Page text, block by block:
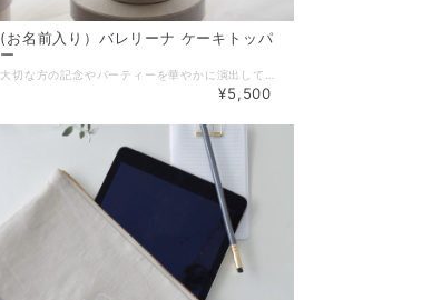
(お名前入り）バレリーナ ケーキトッパ
ー
¥5,500